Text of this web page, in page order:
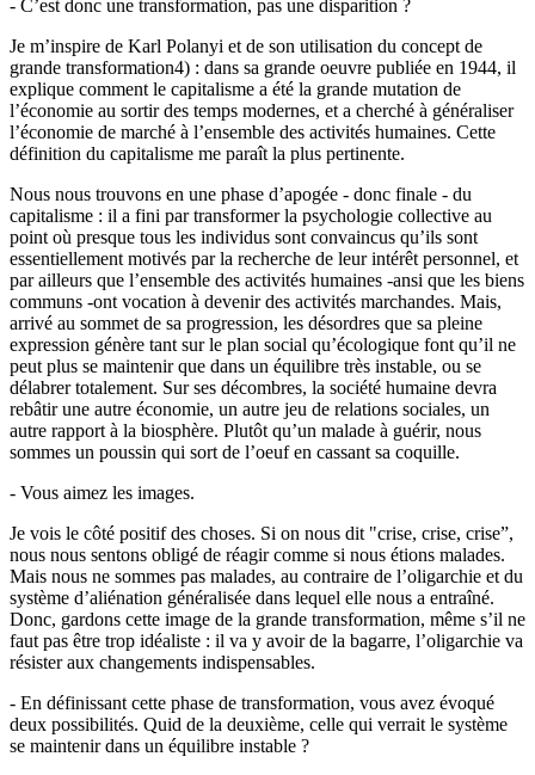
- C’est donc une transformation, pas une disparition ?
Je m’inspire de Karl Polanyi et de son utilisation du concept de
grande transformation4) : dans sa grande oeuvre publiée en 1944, il
explique comment le capitalisme a été la grande mutation de
l’économie au sortir des temps modernes, et a cherché à généraliser
l’économie de marché à l’ensemble des activités humaines. Cette
définition du capitalisme me paraît la plus pertinente.
Nous nous trouvons en une phase d’apogée - donc finale - du
capitalisme : il a fini par transformer la psychologie collective au
point où presque tous les individus sont convaincus qu’ils sont
essentiellement motivés par la recherche de leur intérêt personnel, et
par ailleurs que l’ensemble des activités humaines -ansi que les biens
communs -ont vocation à devenir des activités marchandes. Mais,
arrivé au sommet de sa progression, les désordres que sa pleine
expression génère tant sur le plan social qu’écologique font qu’il ne
peut plus se maintenir que dans un équilibre très instable, ou se
délabrer totalement. Sur ses décombres, la société humaine devra
rebâtir une autre économie, un autre jeu de relations sociales, un
autre rapport à la biosphère. Plutôt qu’un malade à guérir, nous
sommes un poussin qui sort de l’oeuf en cassant sa coquille.
- Vous aimez les images.
Je vois le côté positif des choses. Si on nous dit "crise, crise, crise”,
nous nous sentons obligé de réagir comme si nous étions malades.
Mais nous ne sommes pas malades, au contraire de l’oligarchie et du
système d’aliénation généralisée dans lequel elle nous a entraîné.
Donc, gardons cette image de la grande transformation, même s’il ne
faut pas être trop idéaliste : il va y avoir de la bagarre, l’oligarchie va
résister aux changements indispensables.
- En définissant cette phase de transformation, vous avez évoqué
deux possibilités. Quid de la deuxième, celle qui verrait le système
se maintenir dans un équilibre instable ?